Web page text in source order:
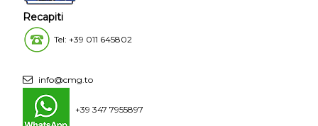
Recapiti
Tel: +39 011 645802
info@cmg.to
+39 347 7955897